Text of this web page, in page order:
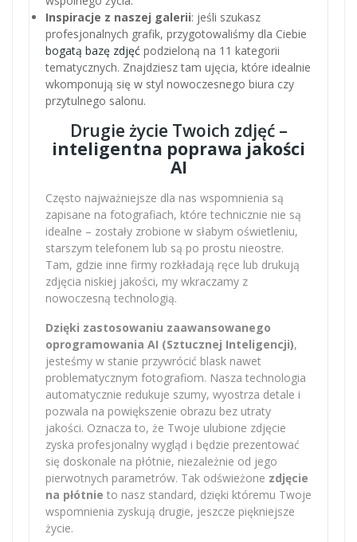
Inspiracje z naszej galerii: jeśli szukasz
profesjonalnych grafik, przygotowaliśmy dla Ciebie
bogatą bazę zdjęć podzieloną na 11 kategorii
tematycznych. Znajdziesz tam ujęcia, które idealnie
wkomponują się w styl nowoczesnego biura czy
przytulnego salonu.
Drugie życie Twoich zdjęć –
inteligentna poprawa jakości
AI
Często najważniejsze dla nas wspomnienia są
zapisane na fotografiach, które technicznie nie są
idealne – zostały zrobione w słabym oświetleniu,
starszym telefonem lub są po prostu nieostre.
Tam, gdzie inne firmy rozkładają ręce lub drukują
zdjęcia niskiej jakości, my wkraczamy z
nowoczesną technologią.
Dzięki zastosowaniu zaawansowanego
oprogramowania AI (Sztucznej Inteligencji),
jesteśmy w stanie przywrócić blask nawet
problematycznym fotografiom. Nasza technologia
automatycznie redukuje szumy, wyostrza detale i
pozwala na powiększenie obrazu bez utraty
jakości. Oznacza to, że Twoje ulubione zdjęcie
zyska profesjonalny wygląd i będzie prezentować
się doskonale na płótnie, niezależnie od jego
pierwotnych parametrów. Tak odświeżone zdjęcie
na płótnie to nasz standard, dzięki któremu Twoje
wspomnienia zyskują drugie, jeszcze piękniejsze
życie.